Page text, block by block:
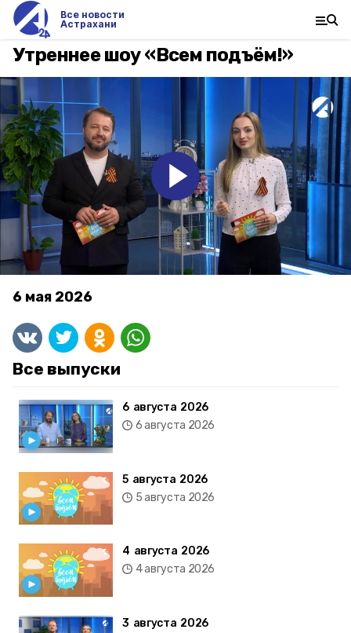
Все новости
Астрахани
Утреннее шоу «Всем подъём!»
6 мая 2026
Все выпуски
6 августа 2026
6 августа 2026
5 августа 2026
5 августа 2026
4 августа 2026
4 августа 2026
3 августа 2026